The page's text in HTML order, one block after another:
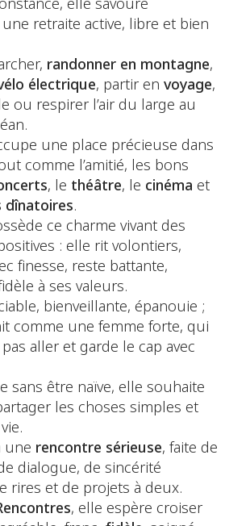
elle savoure
retraite active, libre et bien
randonner en montagne,
électrique, partir en voyage,
ou respirer l’air du large au
une place précieuse dans
comme l’amitié, les bons
, le théâtre, le cinéma et
.
ce charme vivant des
: elle rit volontiers,
finesse, reste battante,
à ses valeurs.
bienveillante, épanouie ;
comme une femme forte, qui
aller et garde le cap avec
sans être naïve, elle souhaite
les choses simples et
une rencontre sérieuse, faite de
dialogue, de sincérité
rires et de projets à deux.
, elle espère croiser